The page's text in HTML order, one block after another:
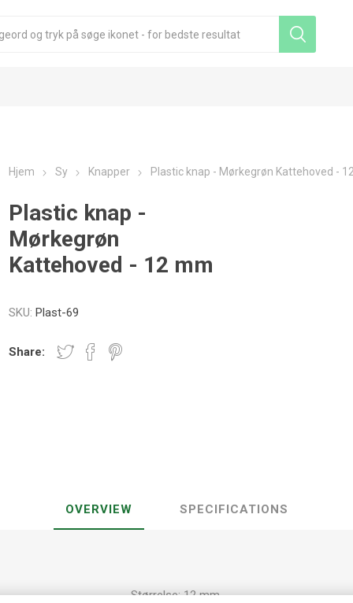
Hjem Sy Knapper Plastic knap - Mørkegrøn Kattehoved -
Plastic knap -
Mørkegrøn
Kattehoved - 12 mm
SKU: Plast-69
Share:
OVERVIEW SPECIFICATIONS
Størrelse: 12 mm